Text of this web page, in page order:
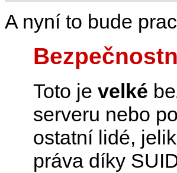
A nyní to bude
Toto je velké
serveru nebo
ostatní lidé,
práva díky